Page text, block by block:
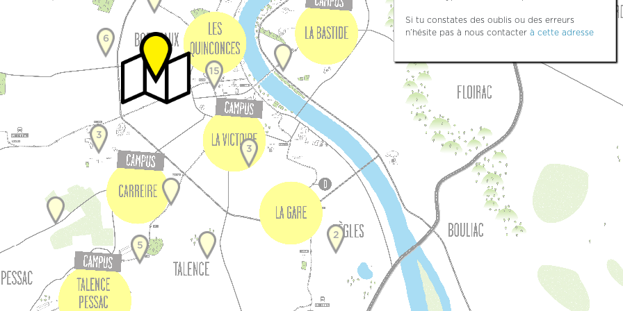
15
3
6
3
5
2
Si tu constates des oublis ou des erreurs
n’hésite pas à nous contacter à cette adresse